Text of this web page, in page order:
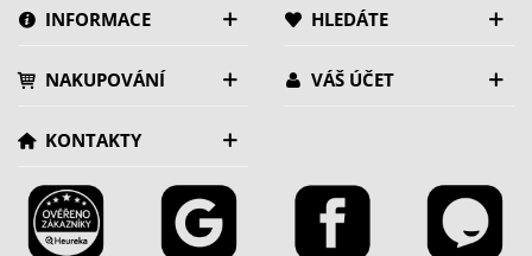
INFORMACE HLEDÁTE
NAKUPOVÁNÍ VÁŠ ÚČET
KONTAKTY